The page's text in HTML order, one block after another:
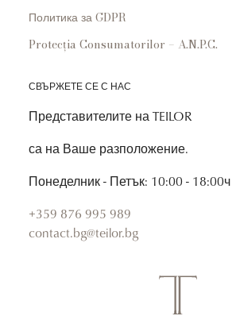
Политика за GDPR
Protecția Consumatorilor – A.N.P.C.
СВЪРЖЕТЕ СЕ С НАС
Представителите на TEILOR
са на Ваше разположение.
Понеделник - Петък: 10:00 - 18:00ч
+359 876 995 989
contact.bg@teilor.bg